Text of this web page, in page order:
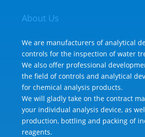
About Us
We are manufacturers of analytical
controls for the inspection of water
We also offer professional
the field of controls and analytical
for chemical analysis products.
We will gladly take on the contract
your individual analysis device, as
production, bottling and packing of
reagents.